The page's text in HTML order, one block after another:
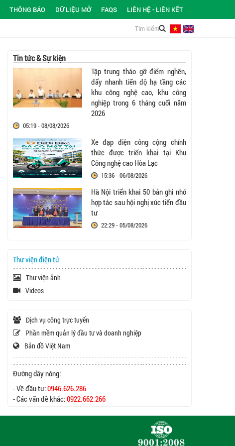
THÔNG BÁO DỮ LIỆU MỞ FAQS LIÊN HỆ - LIÊN KẾT
Tin tức & Sự kiện
Tập trung tháo gỡ điểm nghẽn,
đẩy nhanh tiến độ hạ tầng các
khu công nghệ cao, khu công
nghiệp trong 6 tháng cuối năm
2026
05:19 - 08/08/2026
Xe đạp điện công cộng chính
thức được triển khai tại Khu
Công nghệ cao Hòa Lạc
15:36 - 06/08/2026
Hà Nội triển khai 50 bản ghi nhớ
hợp tác sau hội nghị xúc tiến đầu
tư
22:29 - 05/08/2026
Thư viện điện tử
Thư viện ảnh
Videos
Dịch vụ công trực tuyến
Phần mềm quản lý đầu tư và doanh nghiệp
Bản đồ Việt Nam
Đường dây nóng:
- Về đầu tư:0946.626.286
- Các vấn đề khác:0922.662.266